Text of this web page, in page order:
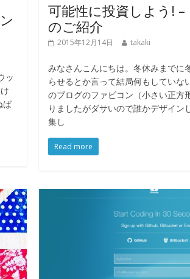
ッ
ば
可能性に投資しよう!
のご紹介
2015年12月14日 takaki
みなさんこんにちは。冬休みまでに
らせるとか言って結局何もしていな
のブログのファビコン（小さい正方
りましたがダサいので誰かデザイン
集し
Read more